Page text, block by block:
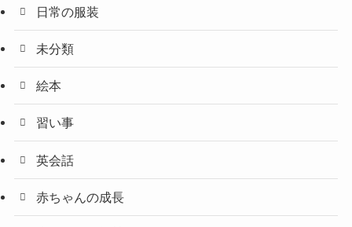
日常の服装
未分類
絵本
習い事
英会話
赤ちゃんの成長